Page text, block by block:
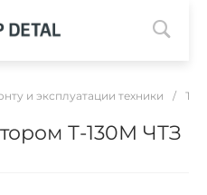
и эксплуатации техники / Т-
Т-130М ЧТЗ